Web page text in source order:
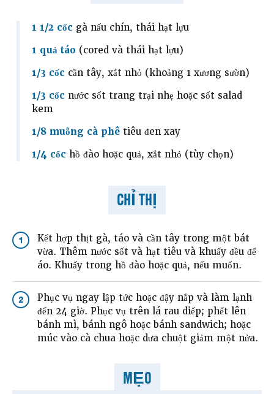
1 1/2 cốc gà nấu chín, thái hạt lựu
1 quả táo (cored và thái hạt lựu)
1/3 cốc cần tây, xắt nhỏ (khoảng 1 xương sườn)
1/3 cốc nước sốt trang trại nhẹ hoặc sốt salad
kem
1/8 muỗng cà phê tiêu đen xay
1/4 cốc hồ đào hoặc quả, xắt nhỏ (tùy chọn)
CHỈ THỊ
1
Kết hợp thịt gà, táo và cần tây trong một bát
vừa. Thêm nước sốt và hạt tiêu và khuấy đều để
áo. Khuấy trong hồ đào hoặc quả, nếu muốn.
2
Phục vụ ngay lập tức hoặc đậy nắp và làm lạnh
đến 24 giờ. Phục vụ trên lá rau diếp; phết lên
bánh mì, bánh ngô hoặc bánh sandwich; hoặc
múc vào cà chua hoặc dưa chuột giảm một nửa.
MẸO